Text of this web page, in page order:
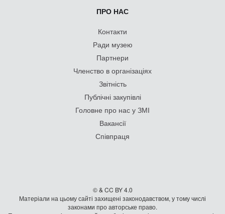
ПРО НАС
Контакти
Ради музею
Партнери
Членство в організаціях
Звітність
Публічні закупівлі
Головне про нас у ЗМІ
Вакансії
Співпраця
© & CC BY 4.0
Матеріали на цьому сайті захищені законодавством, у тому числі
законами про авторське право.